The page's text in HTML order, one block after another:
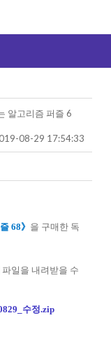
알고리즘 퍼즐 6
08-29 17:54:33
68》 을 구매한 독
일을 내려받을 수
수정.zip